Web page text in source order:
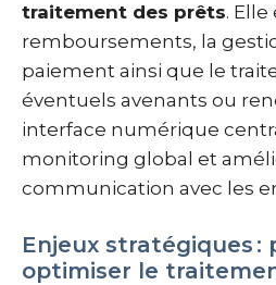
traitement des prêts.
remboursements, la
paiement ainsi que le
éventuels avenants ou
interface numérique
monitoring global et
communication avec les
Enjeux stratégiques :
optimiser le